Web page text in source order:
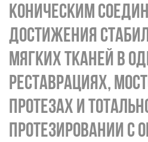
КОНИЧЕСКИМ
ДОСТИЖЕНИЯ
МЯГКИХ ТКАНЕЙ В
РЕСТАВРАЦИЯХ,
ПРОТЕЗАХ И
ПРОТЕЗИРОВАНИИ С